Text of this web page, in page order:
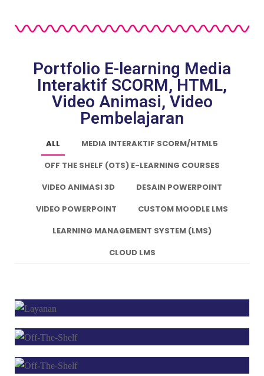
Portfolio E-learning Media
Interaktif SCORM, HTML,
Video Animasi, Video
Pembelajaran
ALL
MEDIA INTERAKTIF SCORM/HTML5
OFF THE SHELF (OTS) E-LEARNING COURSES
VIDEO ANIMASI 3D
DESAIN POWERPOINT
VIDEO POWERPOINT
CUSTOM MOODLE LMS
LEARNING MANAGEMENT SYSTEM (LMS)
CLOUD LMS